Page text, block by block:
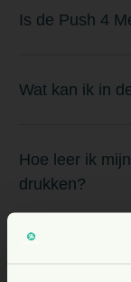
Is de Push 4
Wat kan ik in
Hoe leer ik
drukken?
Wat maakt